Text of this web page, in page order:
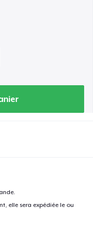
elle sera expédiée le ou